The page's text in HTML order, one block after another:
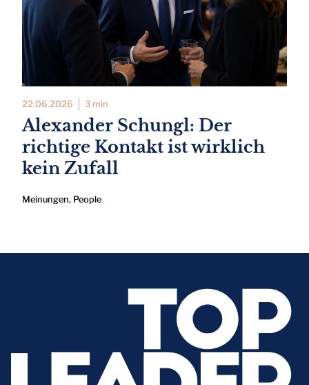
22.06.2026 3 min
Alexander Schungl: Der
richtige Kontakt ist wirklich
kein Zufall
Meinungen, People